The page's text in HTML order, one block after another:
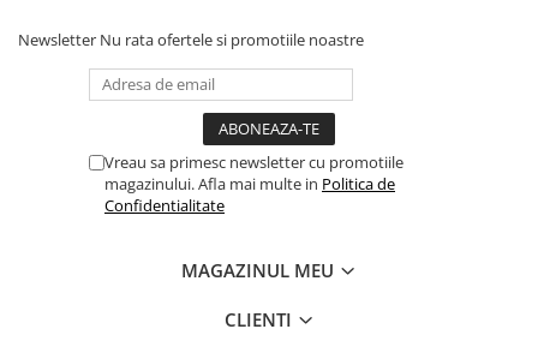
Newsletter Nu rata ofertele si promotiile noastre
Vreau sa primesc newsletter cu promotiile
magazinului. Afla mai multe in Politica de
Confidentialitate
MAGAZINUL MEU
CLIENTI